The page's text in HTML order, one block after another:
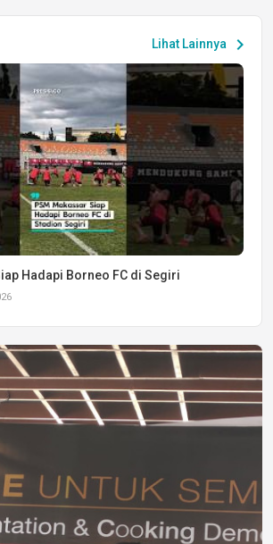
Lihat Lainnya chevron_right
Hadapi Borneo FC di Segiri